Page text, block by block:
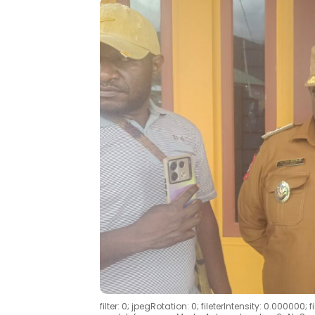
filter: 0; jpegRotation: 0; fileterIntensity: 0.000000;